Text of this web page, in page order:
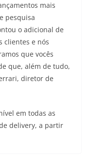
mais
pesquisa
o adicional de
clientes e nós
que vocês
que, além de tudo,
diretor de
em todas as
delivery, a partir